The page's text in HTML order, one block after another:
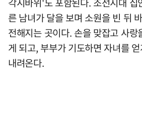
른 남녀가 달을 보며 소원을 빈 뒤
전해지는 곳이다. 손을 맞잡고 사랑
게 되고, 부부가 기도하면 자녀를
내려온다.